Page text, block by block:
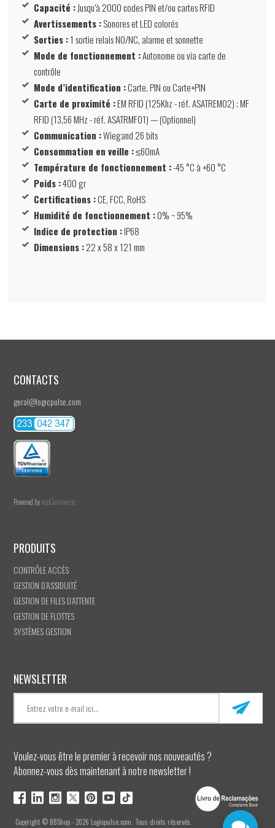
Capacité :Jusqu’à 2000 codes PIN et/ou cartes RFID
Avertissements :Sonores et LED colorés
Sorties :1 sortie relais NO/NC, alarme et sonnette
Mode de fonctionnement :Autonome ou via carte de
contrôle
Mode d’identification :Carte, PIN ou Carte+PIN
Carte de proximité :EM RFID (125Khz - réf. ASATREM02) ; MF
RFID (13,56 MHz - réf. ASATRMF01) — (Optionnel)
Communication :Wiegand 26 bits
Consommation en veille :≤60mA
Température de fonctionnement :-45 °C à +60 °C
Poids :400 gr
Certifications :CE, FCC, RoHS
Humidité de fonctionnement :0% ~ 95%
Indice de protection :IP68
Dimensions :22 x 58 x 121 mm
CONTACTS
geral@logicpulse.com
Powered bynopCommerce
PRODUITS
CONTRÔLE ACCÈS
GESTION D’ASSIDUITÉ
GESTION DE FILES D’ATTENTE
GESTION DE FLOTTES
SYSTÈMES GESTION
NEWSLETTER
Voulez-vous être le premier à recevoir nos nouveautés ?
Abonnez-vous dès maintenant à notre newsletter !
Copyright © BBShop - 2026 Logicpulse.com. Tous droits réservés.